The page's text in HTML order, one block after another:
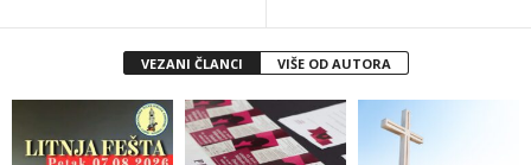
VEZANI ČLANCI VIŠE OD AUTORA